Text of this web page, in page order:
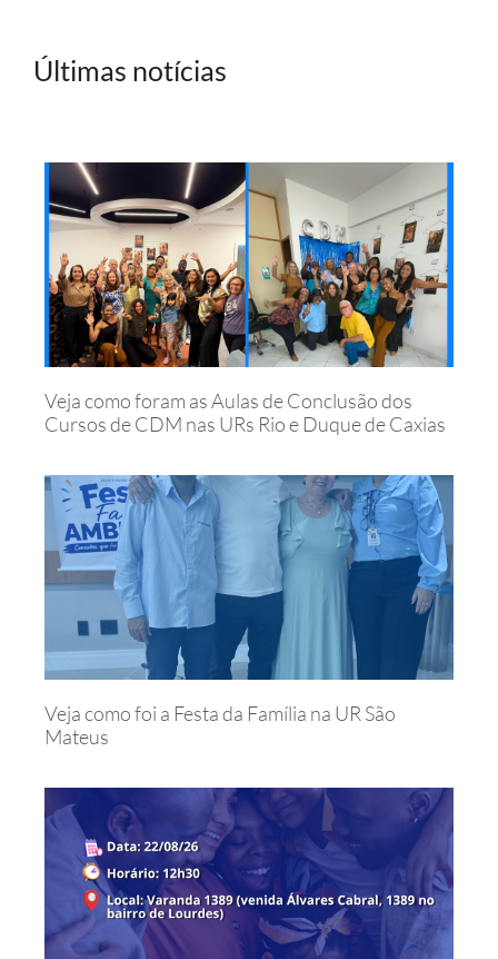
Últimas notícias
Veja como foram as Aulas de Conclusão dos
Cursos de CDM nas URs Rio e Duque de Caxias
Veja como foi a Festa da Família na UR São
Mateus